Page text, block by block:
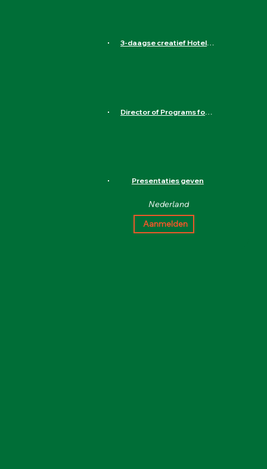
3-daagse creatief Hotel de Wereld in Wageningen
Director of Programs for Liliane Fonds
Presentaties geven
Nederland
Aanmelden